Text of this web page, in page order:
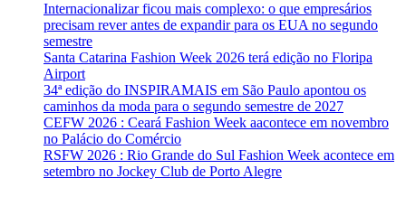
Internacionalizar ficou mais complexo: o que empresários
precisam rever antes de expandir para os EUA no segundo
semestre
Santa Catarina Fashion Week 2026 terá edição no Floripa
Airport
34ª edição do INSPIRAMAIS em São Paulo apontou os
caminhos da moda para o segundo semestre de 2027
CEFW 2026 : Ceará Fashion Week aacontece em novembro
no Palácio do Comércio
RSFW 2026 : Rio Grande do Sul Fashion Week acontece em
setembro no Jockey Club de Porto Alegre